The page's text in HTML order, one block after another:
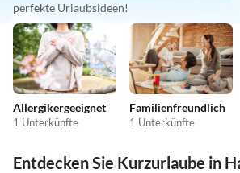
perfekte Urlaubsideen!
Allergikergeeignet
1 Unterkünfte
Familienfreundlich
1 Unterkünfte
Entdecken Sie Kurzurlaube in